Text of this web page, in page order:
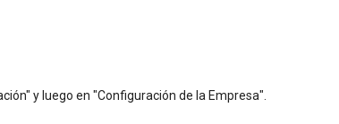
y luego en "Configuración de la Empresa".